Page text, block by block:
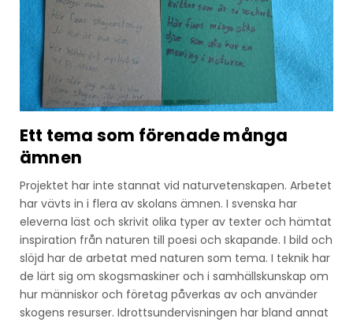
Ett tema som förenade många
ämnen
Projektet har inte stannat vid naturvetenskapen. Arbetet
har vävts in i flera av skolans ämnen. I svenska har
eleverna läst och skrivit olika typer av texter och hämtat
inspiration från naturen till poesi och skapande. I bild och
slöjd har de arbetat med naturen som tema. I teknik har
de lärt sig om skogsmaskiner och i samhällskunskap om
hur människor och företag påverkas av och använder
skogens resurser. Idrottsundervisningen har bland annat